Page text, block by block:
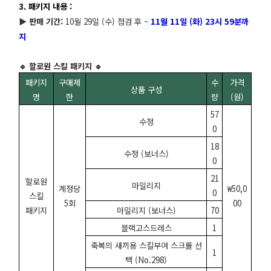
3. 패키지 내용 :
▶ 판매 기간: 10월 29일 (수) 점검 후 ~ 11월 11일 (화) 23시 59분까
지
🔹 할로원 스킬 패키지 🔹
패키지
명
구매제
한
상품 구성
수
량
가격
(원)
할로원
스킬
패키지
계정당
5회
수정
57
0
₩50,0
00
수정 (보너스)
18
0
마일리지
21
0
마일리지 (보너스)
70
블랙고스드레스
1
축복의 새끼용 스킬부여 스크롤 선
택 (No.298)
1